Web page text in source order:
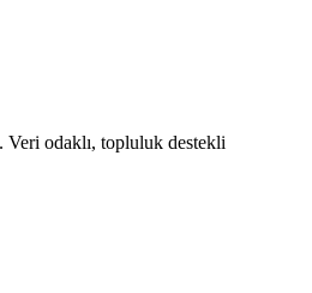
odaklı, topluluk destekli